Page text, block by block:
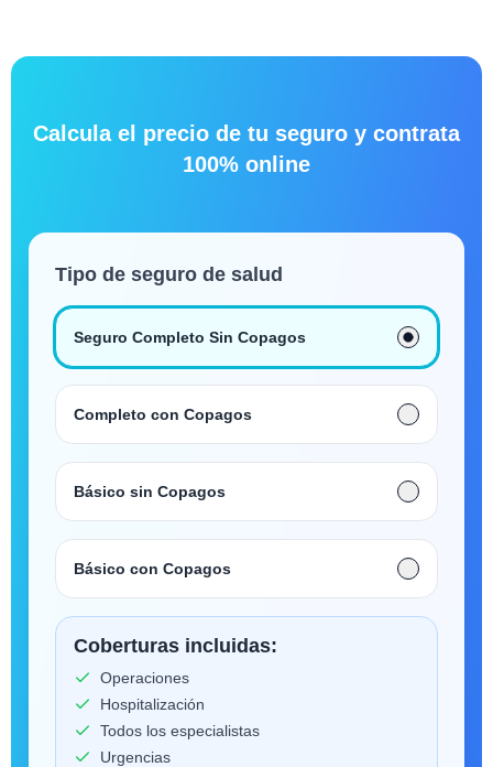
Calcula el precio de tu seguro y contrata
100% online
Tipo de seguro de salud
Seguro Completo Sin Copagos
Completo con Copagos
Básico sin Copagos
Básico con Copagos
Coberturas incluidas:
Operaciones
Hospitalización
Todos los especialistas
Urgencias